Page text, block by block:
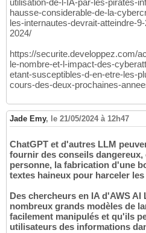
utilisation-de-l-IA-par-les-pirates-
hausse-considerable-de-la-
les-internautes-devrait-atteindre-
2024/
https://securite.developpez.com/
le-nombre-et-l-impact-des-
etant-susceptibles-d-en-etre-les-
cours-des-deux-prochaines-
Jade Emy, le 21/05/2024 à 12h47
ChatGPT et d'autres LLM
fournir des conseils dangereux,
personne, la fabrication d'une
textes haineux pour harceler les
Des chercheurs en IA d'AWS
nombreux grands modèles de
facilement manipulés et qu'ils
utilisateurs des informations